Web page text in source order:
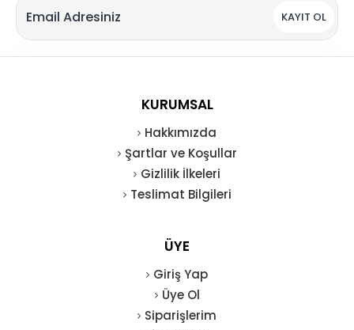
KAYIT OL
KURUMSAL
Hakkımızda
Şartlar ve Koşullar
Gizlilik İlkeleri
Teslimat Bilgileri
ÜYE
Giriş Yap
Üye Ol
Siparişlerim